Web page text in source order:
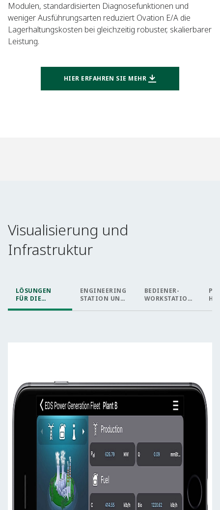
Modulen, standardisierten Diagnosefunktionen und
weniger Ausführungsarten reduziert Ovation E/A die
Lagerhaltungskosten bei gleichzeitig robuster, skalierbarer
Leistung.​
HIER ERFAHREN SIE MEHR
Visualisierung und
Infrastruktur​
LÖSUNGEN
FÜR DIE
ENGINEERING
STATION UND
BEDIENER-
WORKSTATION